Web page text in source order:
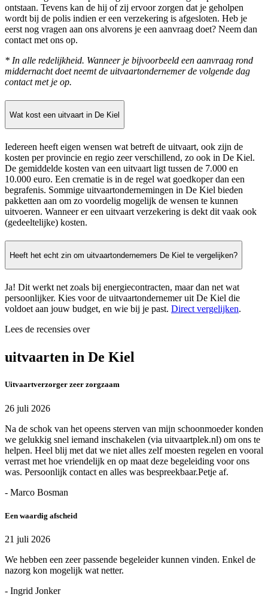
ontstaan. Tevens kan de hij of zij ervoor zorgen dat je geholpen
wordt bij de polis indien er een verzekering is afgesloten. Heb je
eerst nog vragen aan ons alvorens je een aanvraag doet? Neem dan
contact met ons op.
* In alle redelijkheid. Wanneer je bijvoorbeeld een aanvraag rond
middernacht doet neemt de uitvaartondernemer de volgende dag
contact met je op.
Wat kost een uitvaart in De Kiel
Iedereen heeft eigen wensen wat betreft de uitvaart, ook zijn de
kosten per provincie en regio zeer verschillend, zo ook in De Kiel.
De gemiddelde kosten van een uitvaart ligt tussen de 7.000 en
10.000 euro. Een crematie is in de regel wat goedkoper dan een
begrafenis. Sommige uitvaartondernemingen in De Kiel bieden
pakketten aan om zo voordelig mogelijk de wensen te kunnen
uitvoeren. Wanneer er een uitvaart verzekering is dekt dit vaak ook
(gedeeltelijke) kosten.
Heeft het echt zin om uitvaartondernemers De Kiel te vergelijken?
Ja! Dit werkt net zoals bij energiecontracten, maar dan net wat
persoonlijker. Kies voor de uitvaartondernemer uit De Kiel die
voldoet aan jouw budget, en wie bij je past. Direct vergelijken.
Lees de recensies over
uitvaarten in De Kiel
Uitvaartverzorger zeer zorgzaam
26 juli 2026
Na de schok van het opeens sterven van mijn schoonmoeder konden
we gelukkig snel iemand inschakelen (via uitvaartplek.nl) om ons te
helpen. Heel blij met dat we niet alles zelf moesten regelen en vooral
verrast met hoe vriendelijk en op maat deze begeleiding voor ons
was. Persoonlijk contact en alles was bespreekbaar.Petje af.
- Marco Bosman
Een waardig afscheid
21 juli 2026
We hebben een zeer passende begeleider kunnen vinden. Enkel de
nazorg kon mogelijk wat netter.
- Ingrid Jonker